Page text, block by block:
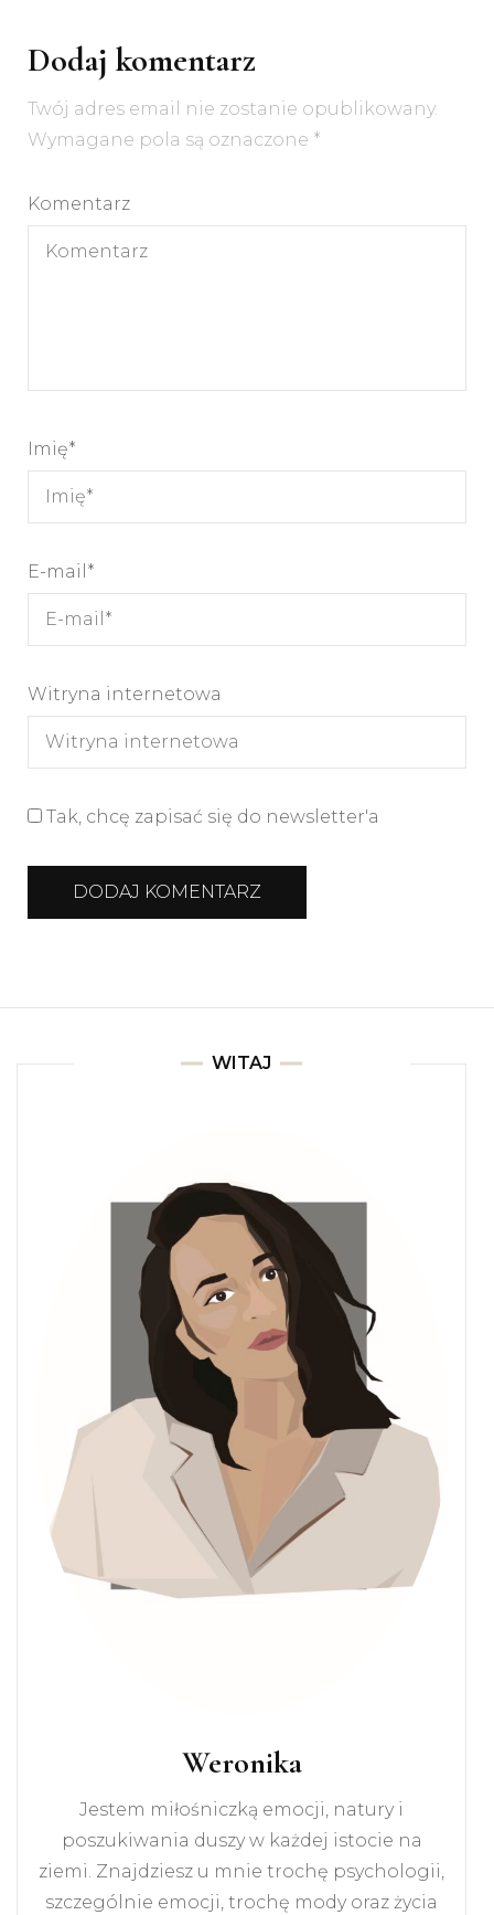
Dodaj komentarz
Twój adres email nie zostanie opublikowany.
Wymagane pola są oznaczone *
Komentarz
Imię*
E-mail *
Witryna internetowa
Tak, chcę zapisać się do newsletter'a
WITAJ
Weronika
Jestem miłośniczką emocji, natury i
poszukiwania duszy w każdej istocie na
ziemi. Znajdziesz u mnie trochę psychologii,
szczególnie emocji, trochę mody oraz życia